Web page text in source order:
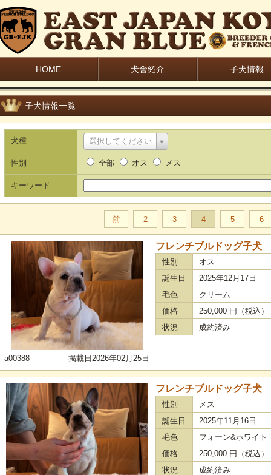
HOME 犬舎紹介 子犬情報
子犬情報一覧
犬種 選択してください
性別 全部 オス メス
キーワード
前 2 3 4 5 6
a00388 掲載日2026年02月25日
フレンチブルドッグ子犬
性別
オス
誕生日
2025年12月17日
毛色
クリーム
価格
250,000 円（税込
状況
成約済み
フレンチブルドッグ子犬
性別
メス
誕生日
2025年11月16日
毛色
フォーン&ホワイト
価格
250,000 円（税込
状況
成約済み